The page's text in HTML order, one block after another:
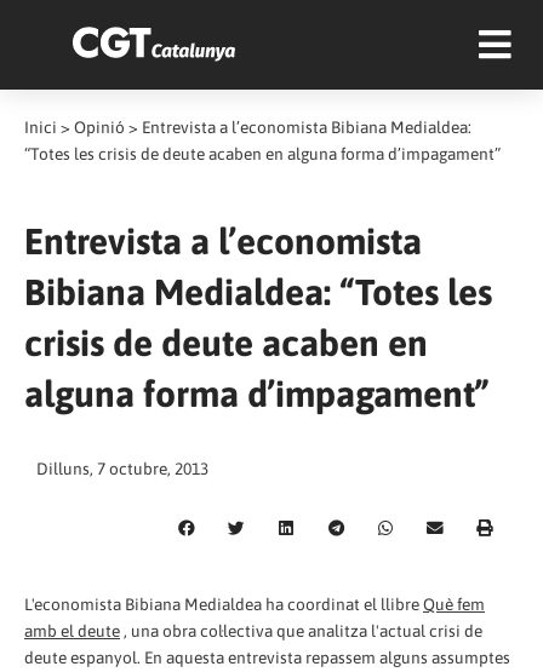
Inici > Opinió > Entrevista a l’economista Bibiana Medialdea:
“Totes les crisis de deute acaben en alguna forma d’impagament”
Entrevista a l’economista
Bibiana Medialdea: “Totes les
crisis de deute acaben en
alguna forma d’impagament”
Dilluns, 7 octubre, 2013
L'economista Bibiana Medialdea ha coordinat el llibreQuè fem
amb el deute , una obra col·lectiva que analitza l'actual crisi de
deute espanyol. En aquesta entrevista repassem alguns assumptes